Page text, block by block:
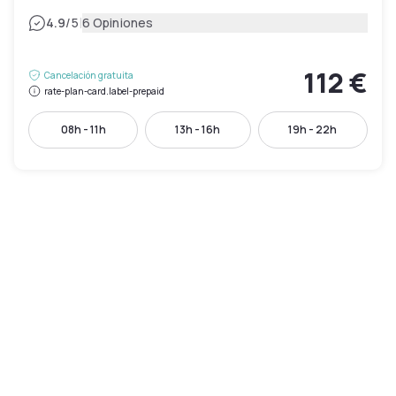
4.9/5|6 Opiniones
Cancelación gratuita
rate-plan-card.label-prepaid
112 €
08h - 11h 13h - 16h 19h - 22h